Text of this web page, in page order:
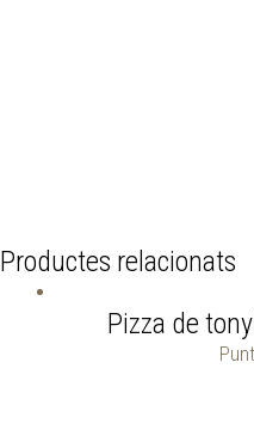
Productes relacionats
Pizza de